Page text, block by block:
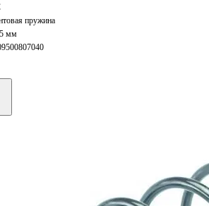
пружина
мм